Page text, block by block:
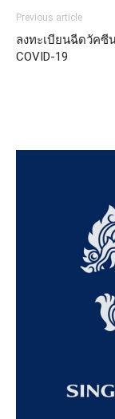
Previous article
ลงทะเบียนฉีดวัคซี
COVID-19